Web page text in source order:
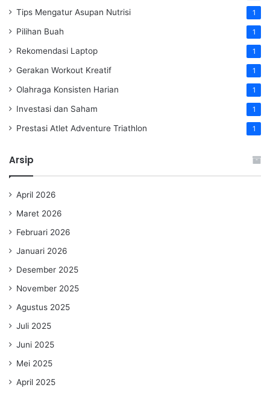
Tips Mengatur Asupan Nutrisi 1
Pilihan Buah 1
Rekomendasi Laptop 1
Gerakan Workout Kreatif 1
Olahraga Konsisten Harian 1
Investasi dan Saham 1
Prestasi Atlet Adventure Triathlon 1
Arsip
April 2026
Maret 2026
Februari 2026
Januari 2026
Desember 2025
November 2025
Agustus 2025
Juli 2025
Juni 2025
Mei 2025
April 2025